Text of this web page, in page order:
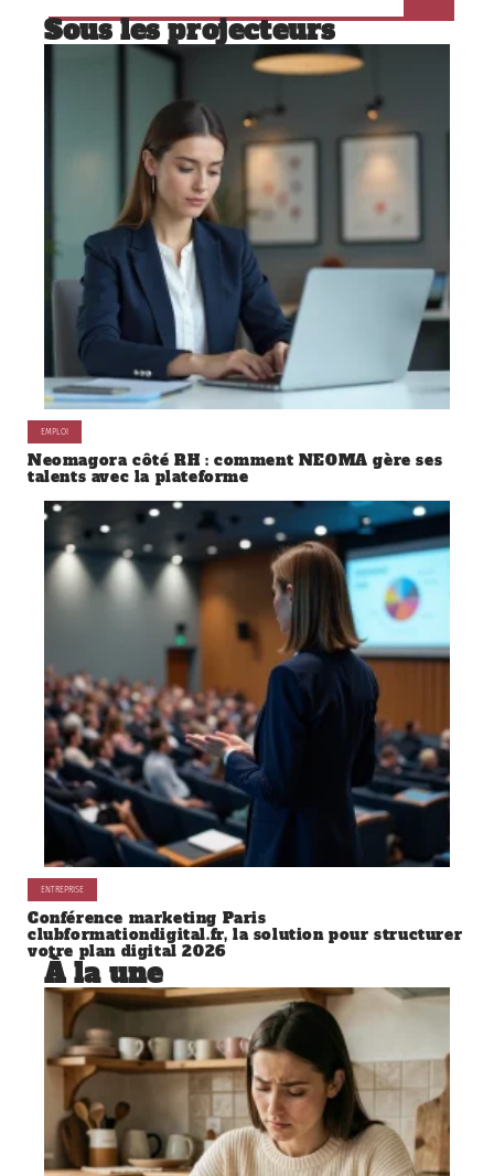
Sous les projecteurs
EMPLOI
Neomagora côté RH : comment NEOMA gère ses
talents avec la plateforme
ENTREPRISE
Conférence marketing Paris
clubformationdigital.fr, la solution pour structurer
votre plan digital 2026
À la une